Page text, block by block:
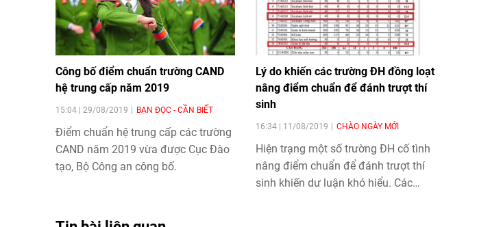
Công bố điểm chuẩn trường CAND
hệ trung cấp năm 2019
15:04 | 29/08/2019 BẠN ĐỌC - CẦN BIẾT
Điểm chuẩn hệ trung cấp các trường
CAND năm 2019 vừa được Cục Đào
tạo, Bộ Công an công bố.
Lý do khiến các trường ĐH đồng loạt
nâng điểm chuẩn để đánh trượt thí
sinh
16:34 | 11/08/2019 CHÀO NGÀY MỚI
Hiện trạng một số trường ĐH cố tình
nâng điểm chuẩn để đánh trượt thí
sinh khiến dư luận khó hiểu. Các